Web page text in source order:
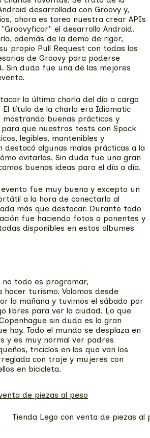
desarrollada con Groovy y,
ahora es tarea nuestra crear APIs
el desarrollo Android.
además de la demo de rigor,
propio Pull Request con todas las
de Groovy para poderse
Sin duda fue una de las mejores
la última charla del día a cargo
El título de la charla era Idiomatic
buenas prácticas y
para que nuestros tests con Spock
legibles, mantenibles y
destacó algunas malas prácticas a la
evitarlas. Sin duda fue una gran
buenas ideas para el día a día.
evento fue muy buena y excepto un
a la hora de conectarlo al
más que destacar. Durante todo
fue haciendo fotos a ponentes y
disponibles en estos albumes
no todo es programar,
hacer turismo. Volamos desde
la mañana y tuvimos el sábado por
libres para ver la ciudad. Lo que
sin duda es la gran
hay. Todo el mundo se desplaza en
y es muy normal ver padres
triciclos en los que van los
con traje y mujeres con
en bicicleta.
Tienda Lego con venta de piezas al